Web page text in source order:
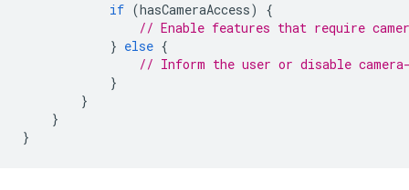
if (hasCameraAccess)
{
// Enable features that require
} else {
// Inform the user or disable
}
}
}
}